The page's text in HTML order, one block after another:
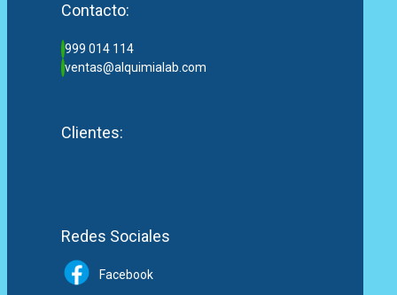
Contacto:
999 014 114
ventas@alquimialab.com
Clientes:
Redes Sociales
Facebook